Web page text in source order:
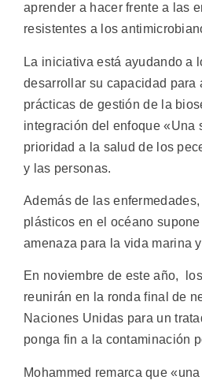
aprender a hacer frente a las
resistentes a los
La iniciativa está ayudando a
desarrollar su capacidad para
prácticas de gestión de la
integración del enfoque «Una
prioridad a la salud de los
y las personas.
Además de las
plásticos en el océano
amenaza para la vida marina
En noviembre de este año,
reunirán en la ronda final de
Naciones Unidas para un
ponga fin a la contaminación
Mohammed remarca que